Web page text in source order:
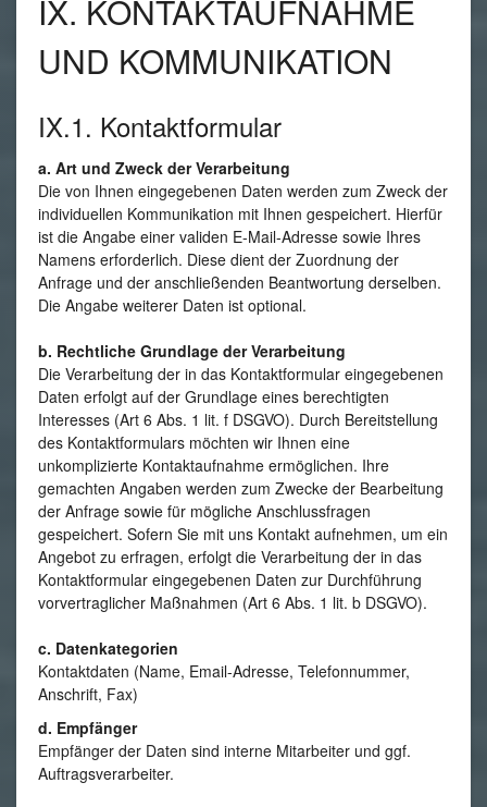
IX. KONTAKTAUFNAHME
UND KOMMUNIKATION
IX.1. Kontaktformular
a. Art und Zweck der Verarbeitung
Die von Ihnen eingegebenen Daten werden zum Zweck der
individuellen Kommunikation mit Ihnen gespeichert. Hierfür
ist die Angabe einer validen E-Mail-Adresse sowie Ihres
Namens erforderlich. Diese dient der Zuordnung der
Anfrage und der anschließenden Beantwortung derselben.
Die Angabe weiterer Daten ist optional.
b. Rechtliche Grundlage der Verarbeitung
Die Verarbeitung der in das Kontaktformular eingegebenen
Daten erfolgt auf der Grundlage eines berechtigten
Interesses (Art 6 Abs. 1 lit. f DSGVO). Durch Bereitstellung
des Kontaktformulars möchten wir Ihnen eine
unkomplizierte Kontaktaufnahme ermöglichen. Ihre
gemachten Angaben werden zum Zwecke der Bearbeitung
der Anfrage sowie für mögliche Anschlussfragen
gespeichert. Sofern Sie mit uns Kontakt aufnehmen, um ein
Angebot zu erfragen, erfolgt die Verarbeitung der in das
Kontaktformular eingegebenen Daten zur Durchführung
vorvertraglicher Maßnahmen (Art 6 Abs. 1 lit. b DSGVO).
c. Datenkategorien
Kontaktdaten (Name, Email-Adresse, Telefonnummer,
Anschrift, Fax)
d. Empfänger
Empfänger der Daten sind interne Mitarbeiter und ggf.
Auftragsverarbeiter.